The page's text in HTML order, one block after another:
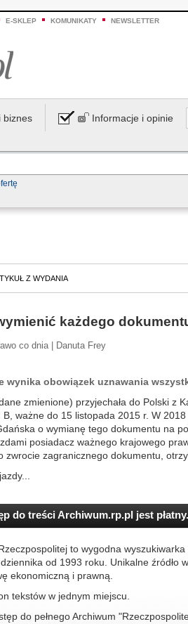
E-SKLEP KOMUNIKATY NEWSLETTER
biznes Informacje i opinie
Z WYDANIA
każdego
co dnia | Danuta Frey
wynika obowiązek uznawania
zmienione) przyjechała do Polski z
ważne do 15 listopada 2015 r. W
o wymianę tego dokumentu na
posiadacz ważnego krajowego
zwrocie zagranicznego dokumentu,
do treści Archiwum.rp.pl jest płatny.
to wygodna
dziennika od 1993 roku. Unikalne źródło
ekonomiczną i prawną.
tekstów w jednym miejscu.
do pełnego Archiwum